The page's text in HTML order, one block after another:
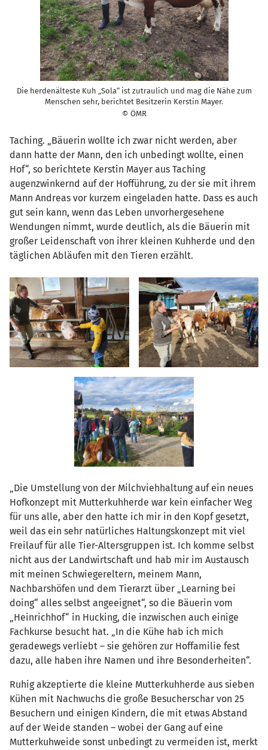
Die herdenälteste Kuh „Sola“ ist zutraulich und mag die Nähe zum
Menschen sehr, berichtet Besitzerin Kerstin Mayer.
© ÖMR
Taching. „Bäuerin wollte ich zwar nicht werden, aber
dann hatte der Mann, den ich unbedingt wollte, einen
Hof“, so berichtete Kerstin Mayer aus Taching
augenzwinkernd auf der Hofführung, zu der sie mit ihrem
Mann Andreas vor kurzem eingeladen hatte. Dass es auch
gut sein kann, wenn das Leben unvorhergesehene
Wendungen nimmt, wurde deutlich, als die Bäuerin mit
großer Leidenschaft von ihrer kleinen Kuhherde und den
täglichen Abläufen mit den Tieren erzählt.
„Die Umstellung von der Milchviehhaltung auf ein neues
Hofkonzept mit Mutterkuhherde war kein einfacher Weg
für uns alle, aber den hatte ich mir in den Kopf gesetzt,
weil das ein sehr natürliches Haltungskonzept mit viel
Freilauf für alle Tier-Altersgruppen ist. Ich komme selbst
nicht aus der Landwirtschaft und hab mir im Austausch
mit meinen Schwiegereltern, meinem Mann,
Nachbarshöfen und dem Tierarzt über „Learning bei
doing“ alles selbst angeeignet“, so die Bäuerin vom
„Heinrichhof“ in Hucking, die inzwischen auch einige
Fachkurse besucht hat. „In die Kühe hab ich mich
geradewegs verliebt – sie gehören zur Hoffamilie fest
dazu, alle haben ihre Namen und ihre Besonderheiten“.
Ruhig akzeptierte die kleine Mutterkuhherde aus sieben
Kühen mit Nachwuchs die große Besucherschar von 25
Besuchern und einigen Kindern, die mit etwas Abstand
auf der Weide standen – wobei der Gang auf eine
Mutterkuhweide sonst unbedingt zu vermeiden ist, merkt